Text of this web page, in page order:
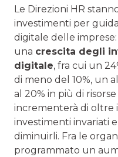
Le Direzioni HR
investimenti per
digitale delle
una crescita degli
digitale, fra cui un
di meno del 10%, un
al 20% in più di
incrementerà di oltre
investimenti invariati
diminuirli. Fra le
programmato un